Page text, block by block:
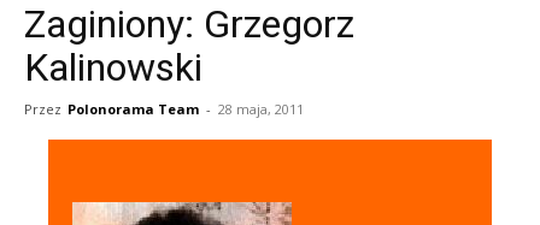
Zaginiony: Grzegorz
Kalinowski
Przez Polonorama Team - 28 maja, 2011